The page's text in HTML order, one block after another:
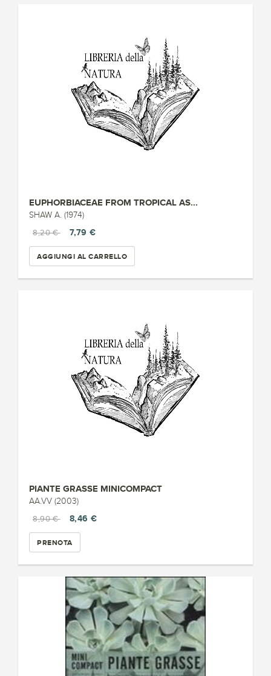
EUPHORBIACEAE FROM TROPICAL AS...
SHAW A. (1974)
8,20 €
7,79 €
AGGIUNGI AL CARRELLO
PIANTE GRASSE MINICOMPACT
AA.VV (2003)
8,90 €
8,46 €
PRENOTA